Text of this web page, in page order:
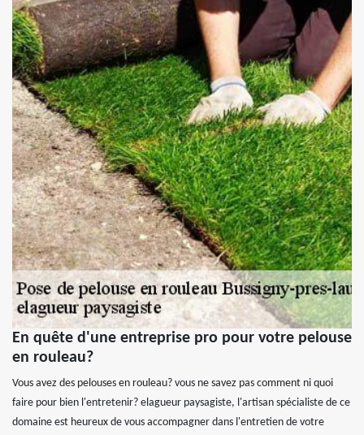
En quête d'une entreprise pro pour votre pelouse
en rouleau?
Vous avez des pelouses en rouleau? vous ne savez pas comment ni quoi
faire pour bien l'entretenir? elagueur paysagiste, l'artisan spécialiste de ce
domaine est heureux de vous accompagner dans l'entretien de votre